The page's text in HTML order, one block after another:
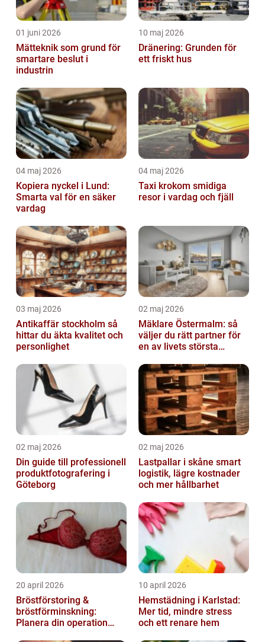
01 juni 2026
Mätteknik som grund för
smartare beslut i
industrin
10 maj 2026
Dränering: Grunden för
ett friskt hus
04 maj 2026
Kopiera nyckel i Lund:
Smarta val för en säker
vardag
04 maj 2026
Taxi krokom smidiga
resor i vardag och fjäll
03 maj 2026
Antikaffär stockholm så
hittar du äkta kvalitet och
personlighet
02 maj 2026
Mäklare Östermalm: så
väljer du rätt partner för
en av livets största
02 maj 2026
Din guide till professionell
produktfotografering i
Göteborg
02 maj 2026
Lastpallar i skåne smart
logistik, lägre kostnader
och mer hållbarhet
20 april 2026
Bröstförstoring &
bröstförminskning:
Planera din operation
10 april 2026
Hemstädning i Karlstad:
Mer tid, mindre stress
och ett renare hem